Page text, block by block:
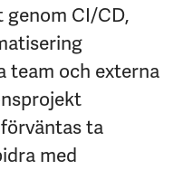
genom CI/CD,
team och externa
ta
med